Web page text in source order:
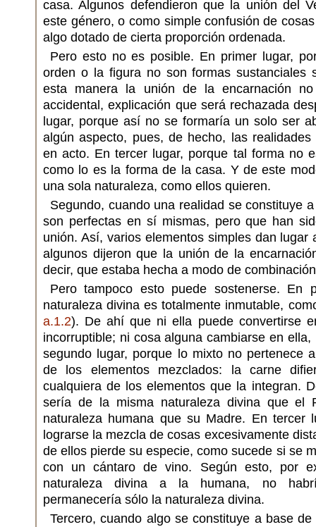
casa. Algunos defendieron que la unión del
este género, o como simple confusión de
algo dotado de cierta proporción ordenada.
Pero esto no es posible. En primer lugar,
orden o la figura no son formas sustanciales
esta manera la unión de la encarnación
accidental, explicación que será rechazada
lugar, porque así no se formaría un solo ser
algún aspecto, pues, de hecho, las
en acto. En tercer lugar, porque tal forma no
como lo es la forma de la casa. Y de este
una sola naturaleza, como ellos quieren.
Segundo, cuando una realidad se constituye
son perfectas en sí mismas, pero que han
unión. Así, varios elementos simples dan lugar
algunos dijeron que la unión de la
decir, que estaba hecha a modo de
Pero tampoco esto puede sostenerse. En
naturaleza divina es totalmente inmutable,
a.1.2). De ahí que ni ella puede convertirse
incorruptible; ni cosa alguna cambiarse en
segundo lugar, porque lo mixto no pertenece
de los elementos mezclados: la carne
cualquiera de los elementos que la integran.
sería de la misma naturaleza divina que el
naturaleza humana que su Madre. En tercer
lograrse la mezcla de cosas excesivamente
de ellos pierde su especie, como sucede si se
con un cántaro de vino. Según esto, por
naturaleza divina a la humana, no
permanecería sólo la naturaleza divina.
Tercero, cuando algo se constituye a base